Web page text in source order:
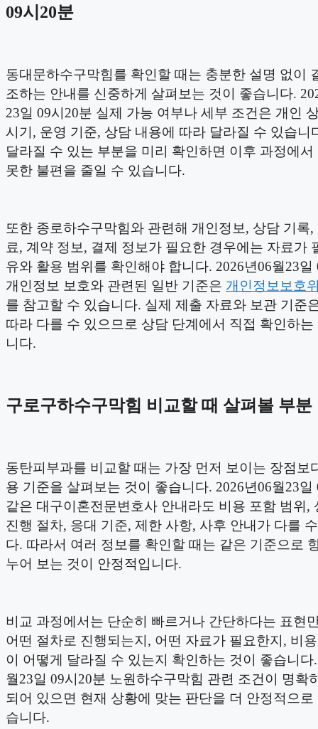
09시20분
동대문하수구막힘를 확인할 때는 충분한 설명 없이
조하는 안내를 신중하게 살펴보는 것이 좋습니다.
23일 09시20분 실제 가능 여부나 세부 조건은 개인
시기, 운영 기준, 상담 내용에 따라 달라질 수 있습니
달라질 수 있는 부분을 미리 확인하면 이후 과정에서
못한 불편을 줄일 수 있습니다.
또한 종로하수구막힘와 관련해 개인정보, 상담 기록,
료, 계약 정보, 결제 정보가 필요한 경우에는 자료가
유와 활용 범위를 확인해야 합니다. 2026년06월23일
개인정보 보호와 관련된 일반 기준은 개인정보보호
를 참고할 수 있습니다. 실제 제출 자료와 보관 기준
따라 다를 수 있으므로 상담 단계에서 직접 확인하는
니다.
구로구하수구막힘 비교할 때 살펴볼 부분
동탄피부과를 비교할 때는 가장 먼저 보이는 장점보
용 기준을 살펴보는 것이 좋습니다. 2026년06월23일
같은 대구이혼전문변호사 안내라도 비용 포함 범위,
진행 절차, 응대 기준, 제한 사항, 사후 안내가 다를
다. 따라서 여러 정보를 확인할 때는 같은 기준으로
누어 보는 것이 안정적입니다.
비교 과정에서는 단순히 빠르거나 간단하다는 표현
어떤 절차로 진행되는지, 어떤 자료가 필요한지, 비
이 어떻게 달라질 수 있는지 확인하는 것이 좋습니다
월23일 09시20분 노원하수구막힘 관련 조건이 명확
되어 있으면 현재 상황에 맞는 판단을 더 안정적으로
습니다.